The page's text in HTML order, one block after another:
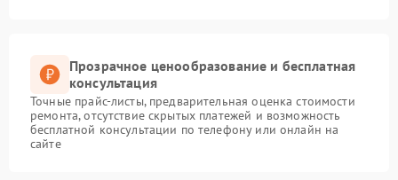
Прозрачное ценообразование и бесплатная
консультация
Точные прайс-листы, предварительная оценка стоимости
ремонта, отсутствие скрытых платежей и возможность
бесплатной консультации по телефону или онлайн на
сайте